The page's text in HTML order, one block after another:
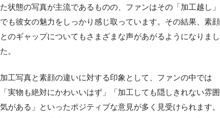
た状態の写真が主流であるものの、ファンはその「加工越し」
でも彼女の魅力をしっかり感じ取っています。その結果、素顔
とのギャップについてもさまざまな声があがるようになりまし
た。
加工写真と素顔の違いに対する印象として、ファンの中では
「実物も絶対にかわいいはず」「加工しても隠しきれない雰囲
気がある」といったポジティブな意見が多く見受けられます。